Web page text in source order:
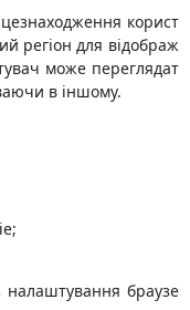
корист
регіон для відображ
може переглядат
в іншому.
налаштування браузе